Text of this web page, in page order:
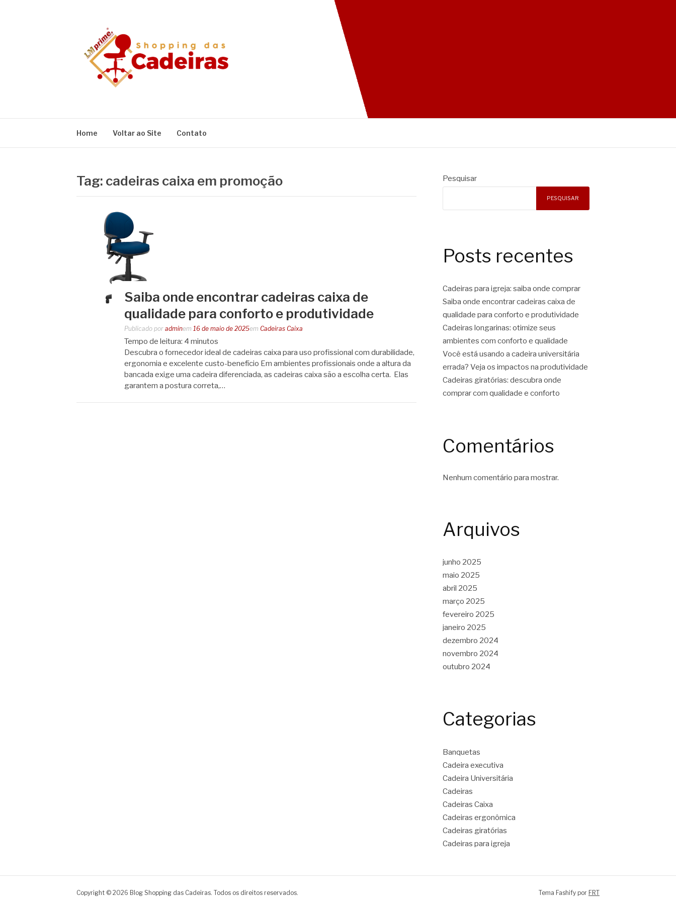
BLOG SHOPPING DAS CADEIRAS
Home Voltar ao Site Contato
Tag: cadeiras caixa em promoção
Saiba onde encontrar cadeiras caixa de
qualidade para conforto e produtividade
Publicado por adminem 16 de maio de 2025em Cadeiras Caixa
Tempo de leitura: 4 minutos
Descubra o fornecedor ideal de cadeiras caixa para uso profissional com durabilidade,
ergonomia e excelente custo-benefício Em ambientes profissionais onde a altura da
bancada exige uma cadeira diferenciada, as cadeiras caixa são a escolha certa. Elas
garantem a postura correta,…
Pesquisar
PESQUISAR
Posts recentes
Cadeiras para igreja: saiba onde comprar
Saiba onde encontrar cadeiras caixa de
qualidade para conforto e produtividade
Cadeiras longarinas: otimize seus
ambientes com conforto e qualidade
Você está usando a cadeira universitária
errada? Veja os impactos na produtividade
Cadeiras giratórias: descubra onde
comprar com qualidade e conforto
Comentários
Nenhum comentário para mostrar.
Arquivos
junho 2025
maio 2025
abril 2025
março 2025
fevereiro 2025
janeiro 2025
dezembro 2024
novembro 2024
outubro 2024
Categorias
Banquetas
Cadeira executiva
Cadeira Universitária
Cadeiras
Cadeiras Caixa
Cadeiras ergonômica
Cadeiras giratórias
Cadeiras para igreja
Copyright © 2026 Blog Shopping das Cadeiras. Todos os direitos reservados. Tema Fashify por FRT